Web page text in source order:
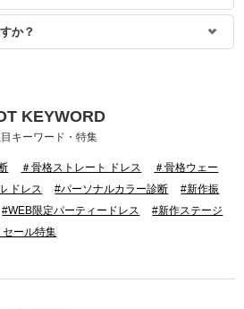
152cm
か？
KEYWORD
キーワード・特集
＃骨格ストレート ドレス
＃骨格ウェー
ドレス #パーソナルカラー診断
#新作振
#WEB限定パーティードレス
#新作ステージ
ール特集